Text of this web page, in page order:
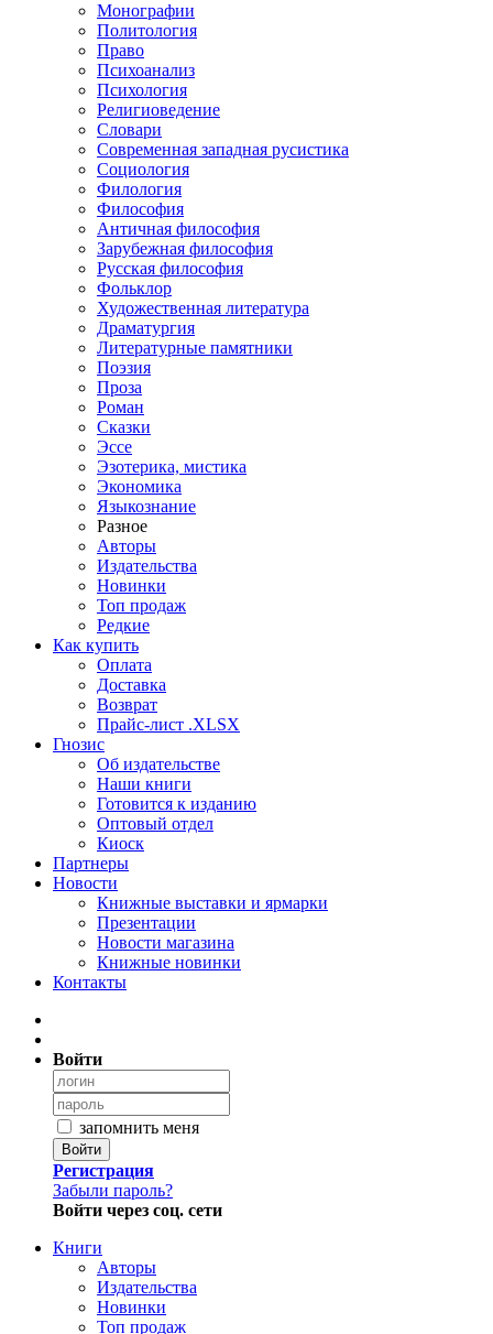
Монографии
Политология
Право
Психоанализ
Психология
Религиоведение
Словари
Современная западная русистика
Социология
Филология
Философия
Античная философия
Зарубежная философия
Русская философия
Фольклор
Художественная литература
Драматургия
Литературные памятники
Поэзия
Проза
Роман
Сказки
Эссе
Эзотерика, мистика
Экономика
Языкознание
Разное
Авторы
Издательства
Новинки
Топ продаж
Редкие
Как купить
Оплата
Доставка
Возврат
Прайс-лист .XLSX
Гнозис
Об издательстве
Наши книги
Готовится к изданию
Оптовый отдел
Киоск
Партнеры
Новости
Книжные выставки и ярмарки
Презентации
Новости магазина
Книжные новинки
Контакты
Войти
запомнить меня
Войти
Регистрация
Забыли пароль?
Войти через соц. сети
Книги
Авторы
Издательства
Новинки
Топ продаж